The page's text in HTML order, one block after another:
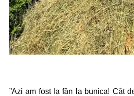
”Azi am fost la fân la bunica! Cât